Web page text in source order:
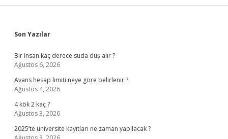
Sidebar
Son Yazılar
Bir insan kaç derece suda duş alır ?
Ağustos 6, 2026
Avans hesap limiti neye göre belirlenir ?
Ağustos 4, 2026
4 kök 2 kaç ?
Ağustos 3, 2026
2025’te üniversite kayıtları ne zaman yapılacak ?